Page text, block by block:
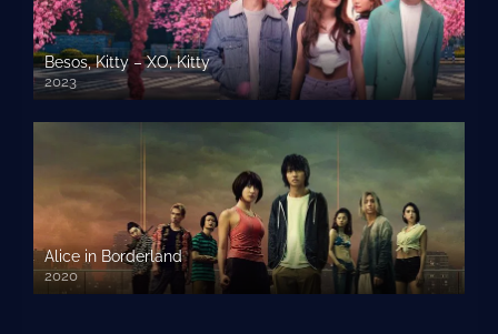
Besos, Kitty – XO, Kitty
2023
Alice in Borderland
2020